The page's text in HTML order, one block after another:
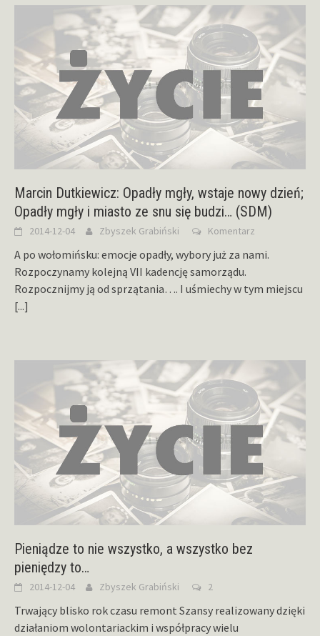
Marcin Dutkiewicz: Opadły mgły, wstaje nowy dzień;
Opadły mgły i miasto ze snu się budzi… (SDM)
2014-12-04 Zbyszek Grabiński Komentarz
A po wołomińsku: emocje opadły, wybory już za nami.
Rozpoczynamy kolejną VII kadencję samorządu.
Rozpocznijmy ją od sprzątania…. I uśmiechy w tym miejscu
[...]
Pieniądze to nie wszystko, a wszystko bez
pieniędzy to…
2014-12-04 Zbyszek Grabiński 2
Trwający blisko rok czasu remont Szansy realizowany dzięki
działaniom wolontariackim i współpracy wielu